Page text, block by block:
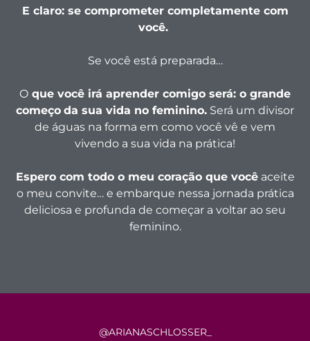
E claro: se comprometer completamente com
você.
Se você está preparada…
O que você irá aprender comigo será: o grande
começo da sua vida no feminino. Será um divisor
de águas na forma em como você vê e vem
vivendo a sua vida na prática!
Espero com todo o meu coração que vocêaceite
o meu convite… e embarque nessa jornada prática
deliciosa e profunda de começar a voltar ao seu
feminino.
@ARIANASCHLOSSER_